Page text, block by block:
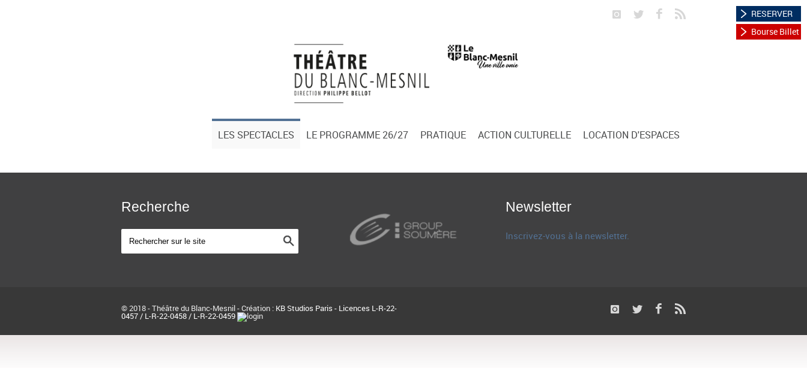
RESERVER
Bourse Billet
LES SPECTACLES LE PROGRAMME 26/27 PRATIQUE ACTION CULTURELLE LOCATION D'ESPACES
Recherche Newsletter
Inscrivez-vous à la newsletter.
© 2018 - Théâtre du Blanc-Mesnil - Création : KB Studios Paris - Licences L-R-22-
0457 / L-R-22-0458 / L-R-22-0459